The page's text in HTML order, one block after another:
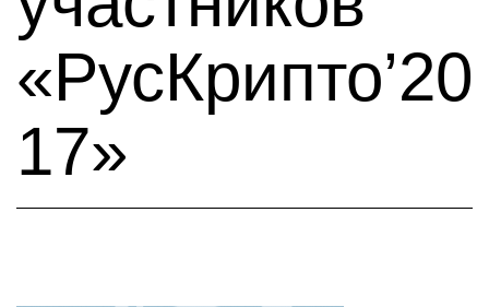
«РусКрипто’20
17»